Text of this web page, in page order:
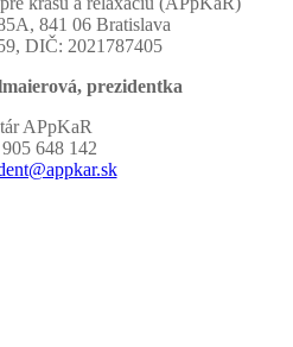
841 06 Bratislava
DIČ: 2021787405
prezidentka
APpKaR
648 142